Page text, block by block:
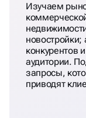
Изучаем
конкурентов
аудитории.
запросы,
приводят